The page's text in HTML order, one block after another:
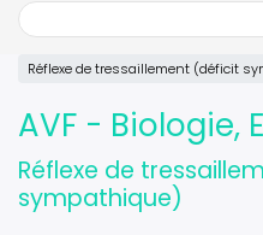
Search
Search
Réflexe de tressaillement (déficit
AVF - Biologie,
Réflexe de
sympathique)